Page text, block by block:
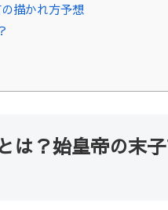
描かれ方予想
は？始皇帝の末